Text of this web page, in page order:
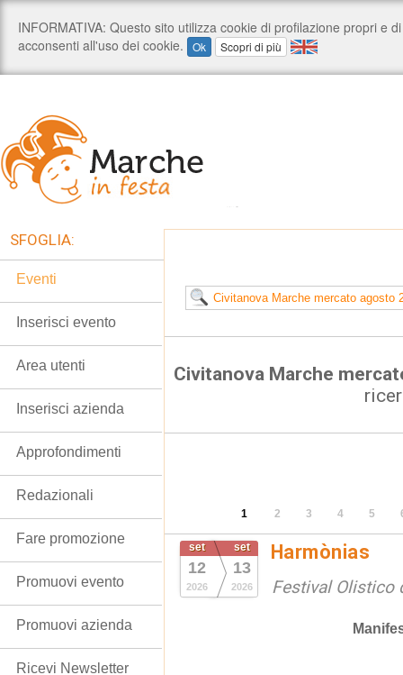
Civitanova Marche
1 2 3 4 5
set
12
2026
set
13
2026
Harmònias
Festival Olistico
SFOGLIA:
Eventi
Inserisci evento
Area utenti
Inserisci azienda
Approfondimenti
Redazionali
Fare promozione
Promuovi evento
Promuovi azienda
Ricevi Newsletter